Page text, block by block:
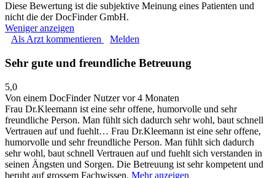
Diese Bewertung ist die subjektive Meinung eines Patienten und
nicht die der DocFinder GmbH.
Weniger anzeigen
Als Arzt kommentieren
Melden
Sehr gute und freundliche Betreuung
5,0
Von einem DocFinder Nutzervor 4 Monaten
Frau Dr.Kleemann ist eine sehr offene, humorvolle und sehr
freundliche Person. Man fühlt sich dadurch sehr wohl, baut schnell
Vertrauen auf und fuehlt… Frau Dr.Kleemann ist eine sehr offene,
humorvolle und sehr freundliche Person. Man fühlt sich dadurch
sehr wohl, baut schnell Vertrauen auf und fuehlt sich verstanden in
seinen Ängsten und Sorgen. Die Betreuung ist sehr kompetent und
beruht auf grossem Fachwissen. Mehr anzeigen